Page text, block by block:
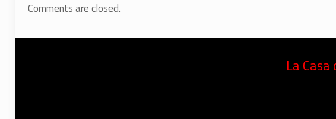
Comments are closed.
La